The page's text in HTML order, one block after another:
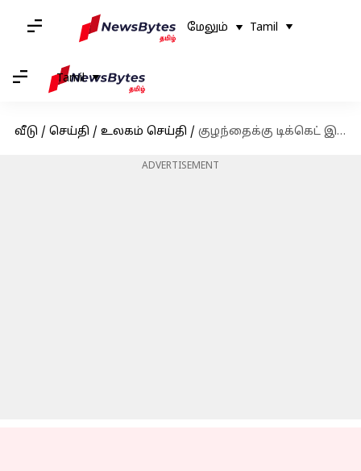
மேலும் Tamil
Tamil
வீடு / செய்தி / உலகம் செய்தி / குழந்தைக்கு டிக்கெட் இல்லாததால் குழந்தையை விமான நிலையத்திலேயே விட்டு சென்ற பெற்றோர்
ADVERTISEMENT